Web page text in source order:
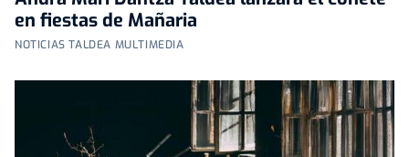
en fiestas de Mañaria
NOTICIAS TALDEA MULTIMEDIA